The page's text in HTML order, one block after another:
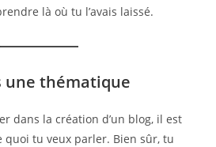
là où tu l’avais laissé.
une thématique
dans la création d’un blog, il est
tu veux parler. Bien sûr, tu